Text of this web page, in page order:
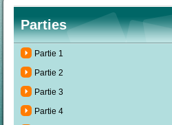
Parties
Partie 1
Partie 2
Partie 3
Partie 4